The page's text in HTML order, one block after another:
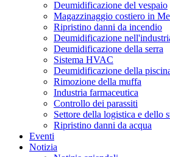
Deumidificazione del vespaio
Magazzinaggio costiero in
Ripristino danni da incendio
Deumidificazione
Deumidificazione della serra
Sistema HVAC
Deumidificazione della
Rimozione della muffa
Industria farmaceutica
Controllo dei parassiti
Settore della logistica e dello
Ripristino danni da acqua
Eventi
Notizia